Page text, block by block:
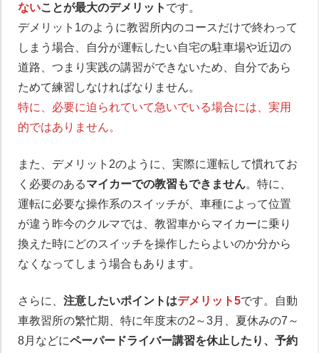
ないことが最大のデメリット です。
デメリット1のように教習所内のコースだけで終わって
しまう場合、自分が運転したい自宅の駐車場や近辺の
道路、つまり実践の講習ができないため、自分であら
ためて練習しなければなりません。
特に、必要に迫られていて急いでいる場合には、実用
的ではありません。
また、デメリット2のように、実際に運転して慣れてお
く必要のあるマイカーでの教習もできません。特に、
運転に必要な操作系のスイッチが、車種によって位置
が違う昨今のクルマでは、教習車からマイカーに乗り
換えた時にどのスイッチを操作したらよいのか分から
なくなってしまう場合もあります。
さらに、 注意したいポイントはデメリット5です。自動
車教習所の繁忙期、特に年度末の2～3月、夏休みの7～
8月などにペーパードライバー講習を休止したり、予約